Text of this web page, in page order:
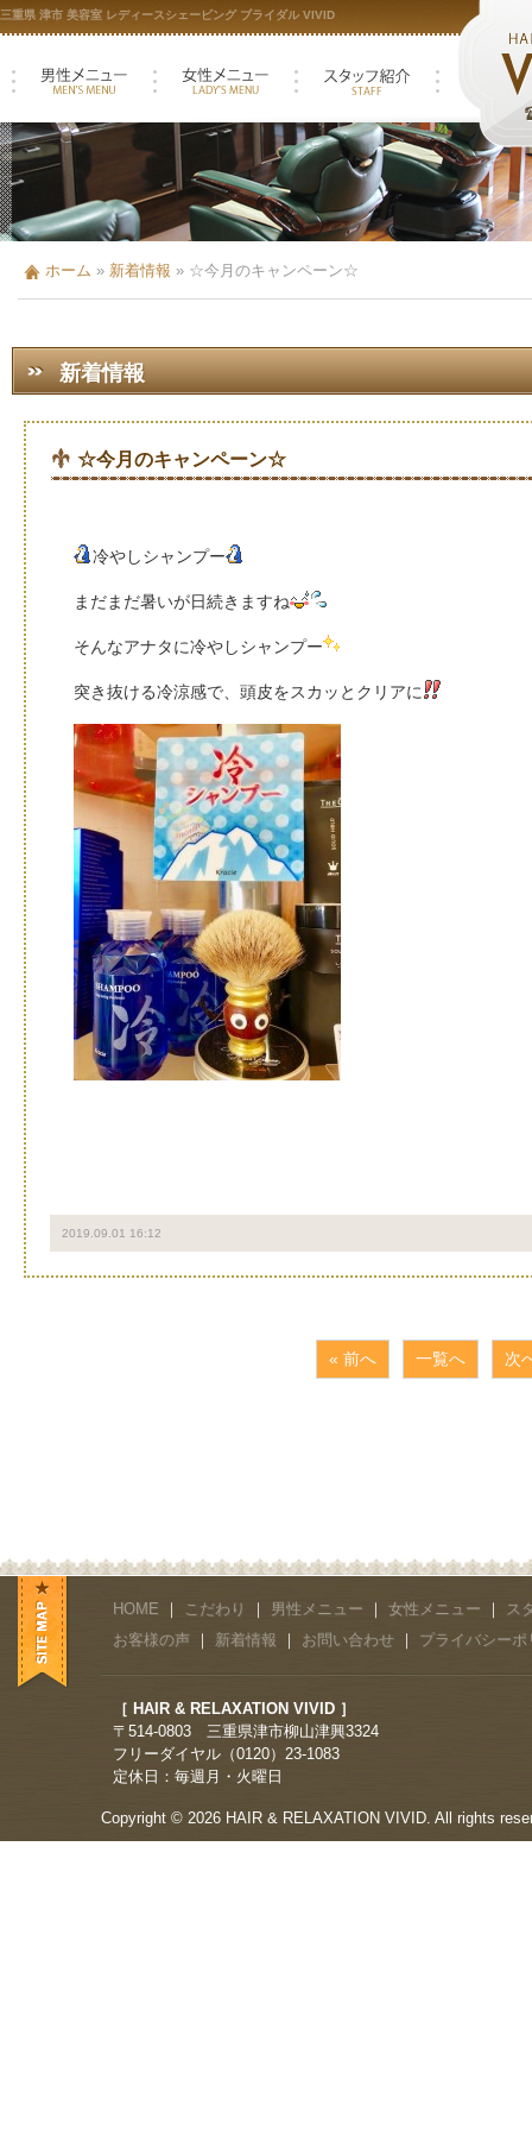
三重県 津市 美容室 レディースシェービング ブライダル VIVID
ホーム » 新着情報 » ☆今月のキャンペーン☆
新着情報
☆今月のキャンペーン☆
冷やしシャンプー
まだまだ暑いが日続きますね
そんなアナタに冷やしシャンプー
突き抜ける冷涼感で、頭皮をスカッとクリアに
2019.09.01 16:12
« 前へ 一覧へ 次
HOME ｜ こだわり ｜ 男性メニュー ｜ 女性メニュー ｜
ス
お客様の声 ｜ 新着情報 ｜ お問い合わせ ｜ プライバシーポ
［ HAIR & RELAXATION VIVID ］
〒514-0803 三重県津市柳山津興3324
フリーダイヤル（0120）23-1083
定休日：毎週月・火曜日
Copyright © 2026 HAIR & RELAXATION VIVID. All rights